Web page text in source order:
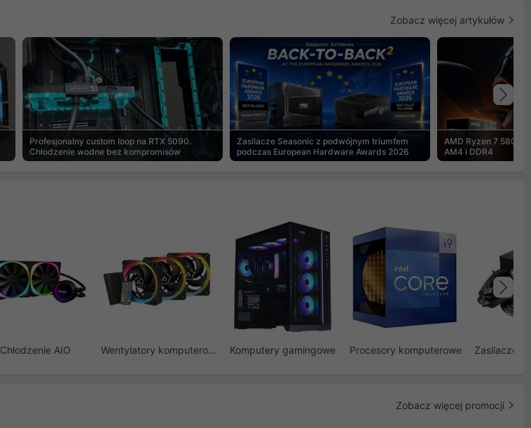
Zobacz więcej artykułów
Profesjonalny custom loop na RTX 5090.
Chłodzenie wodne bez kompromisów
Zasilacze Seasonic z podwójnym triumfem
podczas European Hardware Awards 2026
AMD Ryzen 7
AM4 i DDR4
Chłodzenie AIO Wentylatory komputerowe Komputery gamingowe Procesory komputerowe Zasilacze
Zobacz więcej promocji